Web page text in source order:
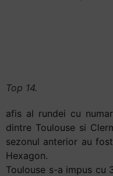
Top 14.
afis al rundei cu
dintre Toulouse si
sezonul anterior au
Hexagon.
Toulouse s-a impus cu